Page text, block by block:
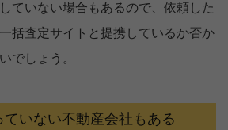
ていない場合もあるので、依頼した
括査定サイトと提携しているか否か
でしょう。
ていない不動産会社もある